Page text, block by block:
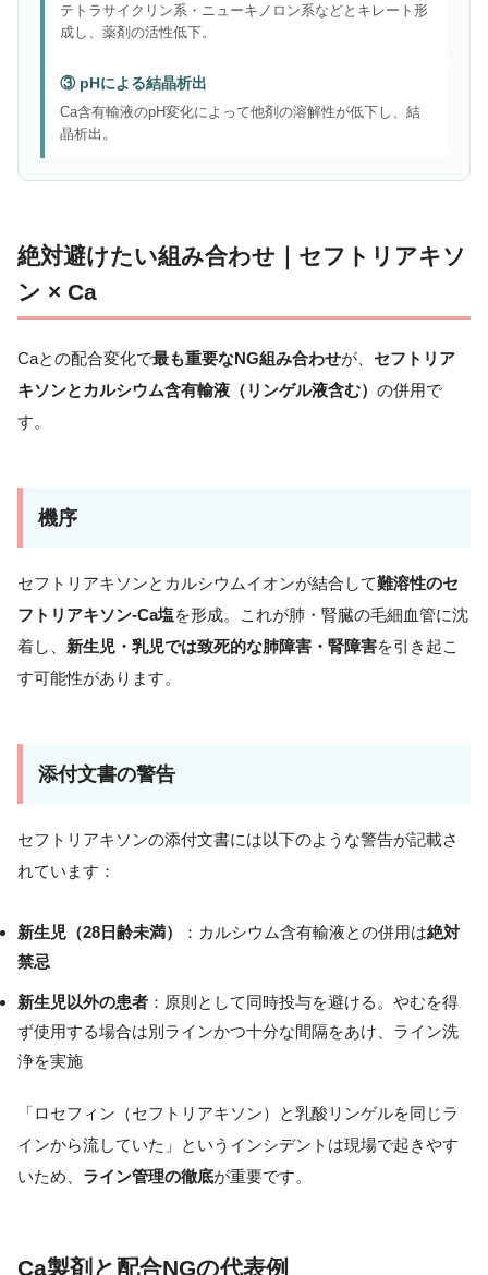
テトラサイクリン系・ニューキノロン系などとキレート形
成し、薬剤の活性低下。
③ pHによる結晶析出
Ca含有輸液のpH変化によって他剤の溶解性が低下し、結
晶析出。
絶対避けたい組み合わせ｜セフトリアキソ
ン × Ca
Caとの配合変化で最も重要なNG組み合わせが、 セフトリア
キソンとカルシウム含有輸液（リンゲル液含む） の併用で
す。
機序
セフトリアキソンとカルシウムイオンが結合して難溶性のセ
フトリアキソン-Ca塩を形成。これが肺・腎臓の毛細血管に沈
着し、 新生児・乳児では致死的な肺障害・腎障害を引き起こ
す可能性があります。
添付文書の警告
セフトリアキソンの添付文書には以下のような警告が記載さ
れています：
新生児（28日齢未満） ：カルシウム含有輸液との併用は絶対
禁忌
新生児以外の患者 ：原則として同時投与を避ける。やむを得
ず使用する場合は別ラインかつ十分な間隔をあけ、ライン洗
浄を実施
「ロセフィン（セフトリアキソン）と乳酸リンゲルを同じラ
インから流していた」というインシデントは現場で起きやす
いため、 ライン管理の徹底が重要です。
Ca製剤と配合NGの代表例